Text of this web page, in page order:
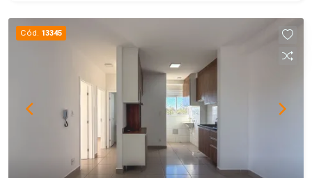
Cód. 13345